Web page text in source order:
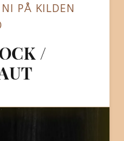
PÅ KILDEN
/